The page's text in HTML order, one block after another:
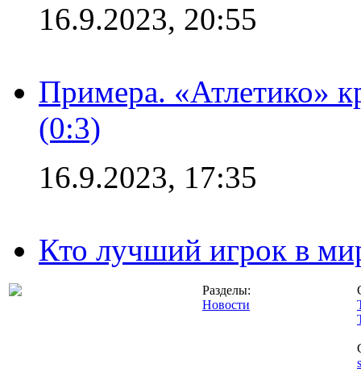
16.9.2023, 20:55
Примера. «Атлетико»
(0:3)
16.9.2023, 17:35
Кто лучший игрок в
Разделы:
Новости